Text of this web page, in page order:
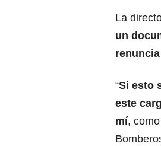
La
un
“Si esto
este
mí,